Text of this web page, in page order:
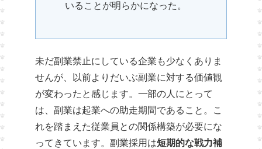
いることが明らかになった。
未だ副業禁止にしている企業も少なくありま
せんが、以前よりだいぶ副業に対する価値観
が変わったと感じます。一部の人にとって
は、副業は起業への助走期間であること。こ
れを踏まえた従業員との関係構築が必要にな
ってきています。副業採用は短期的な戦力補